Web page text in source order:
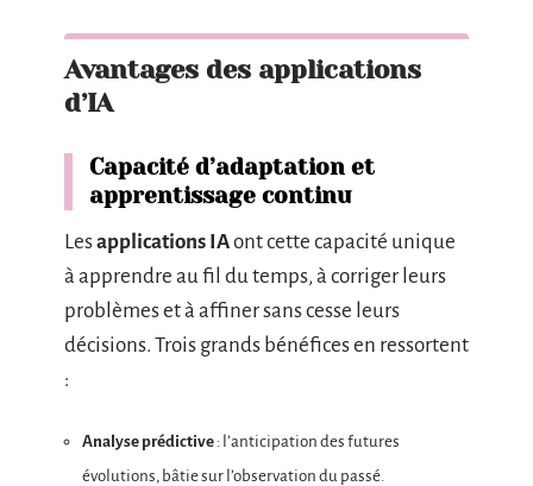
Avantages des applications
d’IA
Capacité d’adaptation et
apprentissage continu
Lesapplications IAont cette capacité unique
à apprendre au fil du temps, à corriger leurs
problèmes et à affiner sans cesse leurs
décisions. Trois grands bénéfices en ressortent
:
Analyse prédictive : l’anticipation des futures
évolutions, bâtie sur l’observation du passé.